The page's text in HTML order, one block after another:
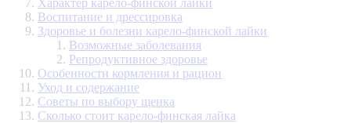
Воспитание и дрессировка
Здоровье и болезни карело-финской лайки
Возможные заболевания
Репродуктивное здоровье
Особенности кормления и рацион
Уход и содержание
Советы по выбору щенка
Сколько стоит карело-финская лайка